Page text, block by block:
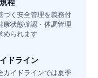
程
づく安全管理を義務付
康状態確認・体調管理
められます
ドライン
ガイドラインでは夏季